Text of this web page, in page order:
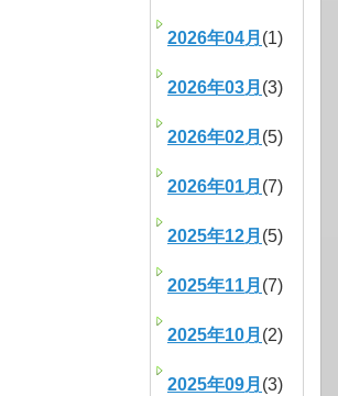
2026年04月 (1)
2026年03月 (3)
2026年02月 (5)
2026年01月 (7)
2025年12月 (5)
2025年11月 (7)
2025年10月 (2)
2025年09月 (3)